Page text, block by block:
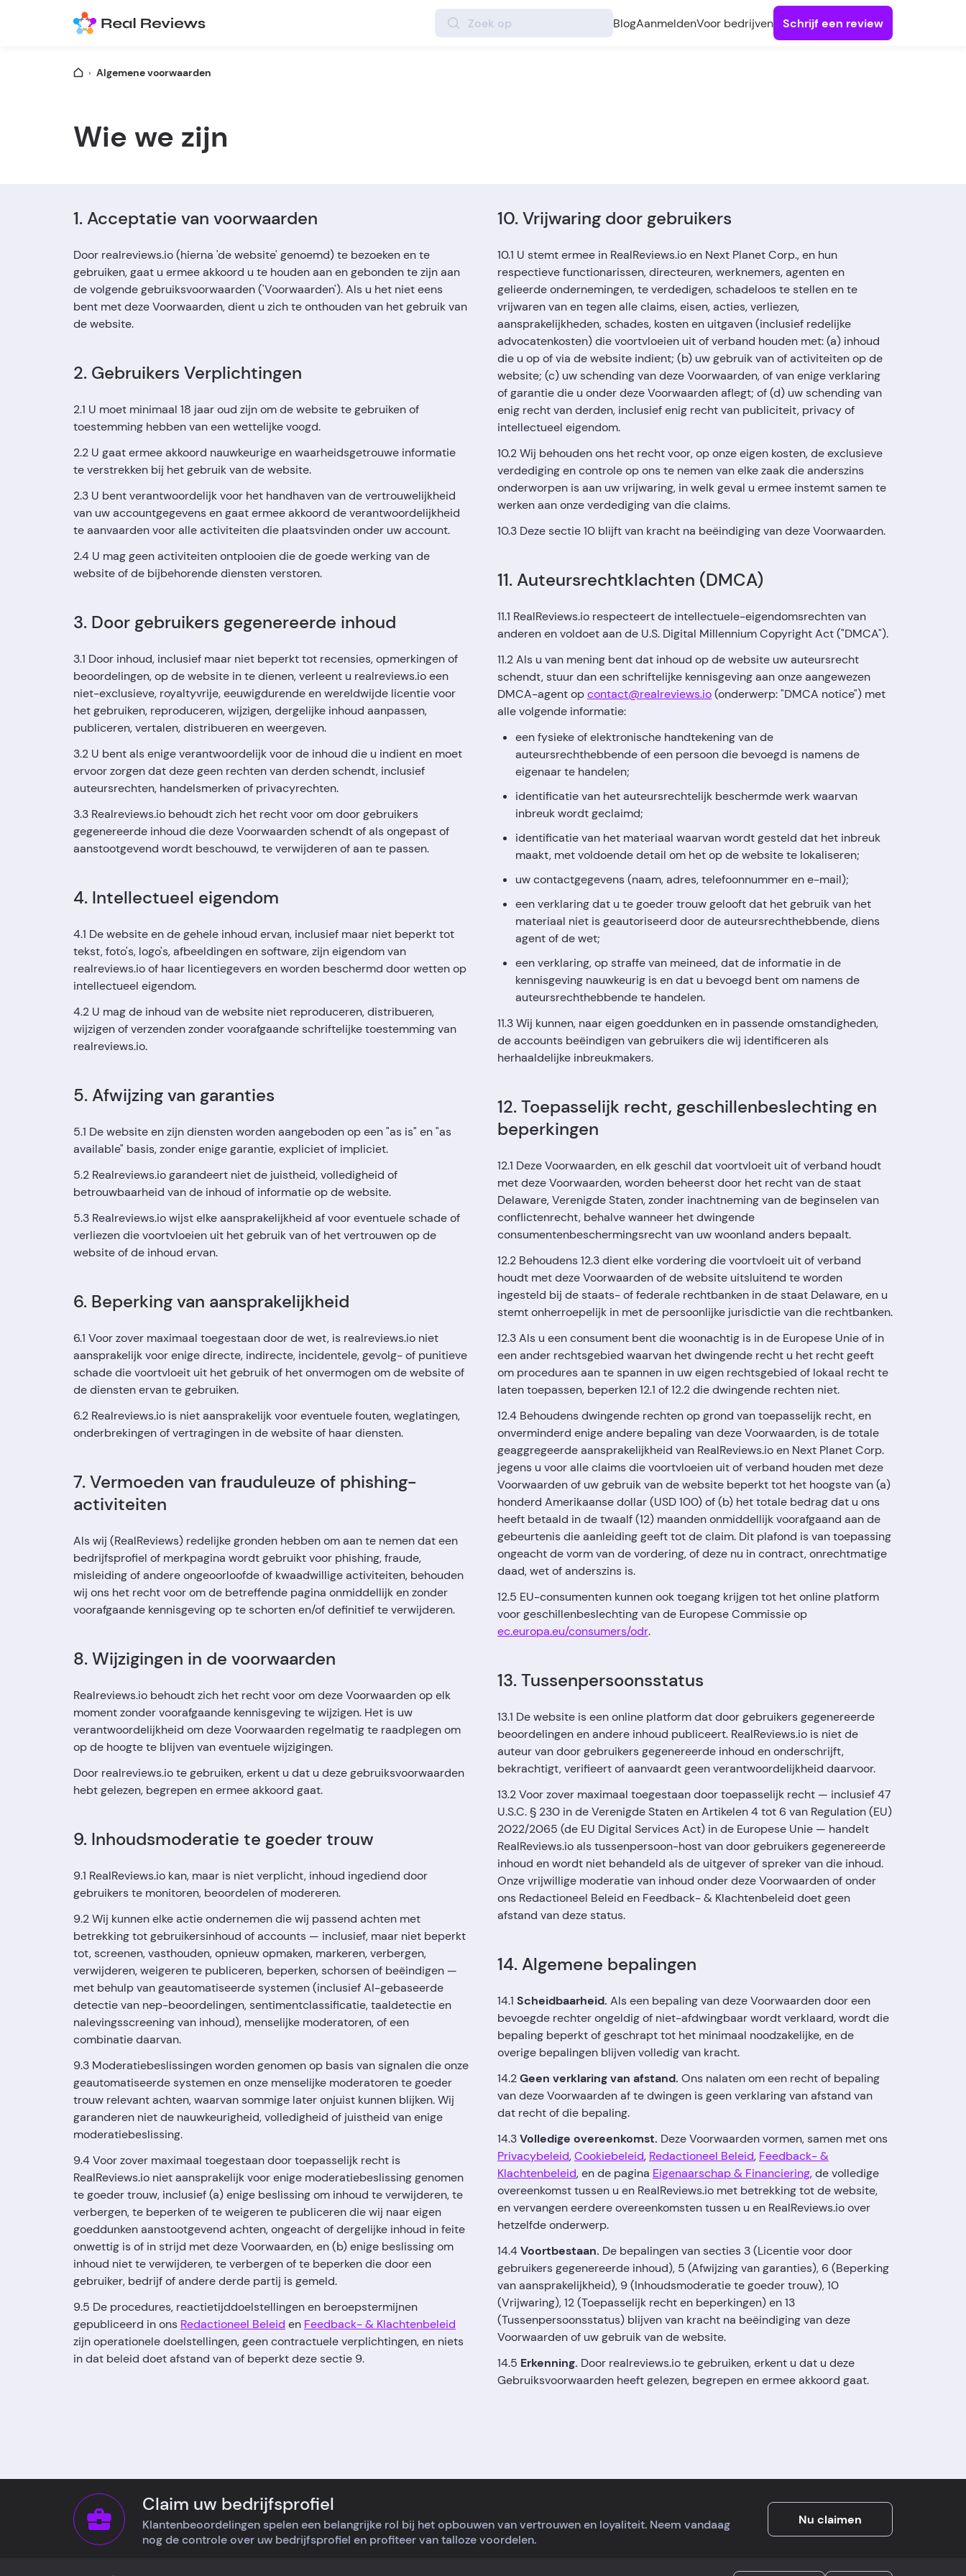
BlogAanmeldenVoor bedrijven Schrijf een review
Algemene voorwaarden
Wie we zijn
1. Acceptatie van voorwaarden
Door realreviews.io (hierna 'de website' genoemd) te bezoeken en te
gebruiken, gaat u ermee akkoord u te houden aan en gebonden te zijn aan
de volgende gebruiksvoorwaarden ('Voorwaarden'). Als u het niet eens
bent met deze Voorwaarden, dient u zich te onthouden van het gebruik van
de website.
2. Gebruikers Verplichtingen
2.1 U moet minimaal 18 jaar oud zijn om de website te gebruiken of
toestemming hebben van een wettelijke voogd.
2.2 U gaat ermee akkoord nauwkeurige en waarheidsgetrouwe informatie
te verstrekken bij het gebruik van de website.
2.3 U bent verantwoordelijk voor het handhaven van de vertrouwelijkheid
van uw accountgegevens en gaat ermee akkoord de verantwoordelijkheid
te aanvaarden voor alle activiteiten die plaatsvinden onder uw account.
2.4 U mag geen activiteiten ontplooien die de goede werking van de
website of de bijbehorende diensten verstoren.
3. Door gebruikers gegenereerde inhoud
3.1 Door inhoud, inclusief maar niet beperkt tot recensies, opmerkingen of
beoordelingen, op de website in te dienen, verleent u realreviews.io een
niet-exclusieve, royaltyvrije, eeuwigdurende en wereldwijde licentie voor
het gebruiken, reproduceren, wijzigen, dergelijke inhoud aanpassen,
publiceren, vertalen, distribueren en weergeven.
3.2 U bent als enige verantwoordelijk voor de inhoud die u indient en moet
ervoor zorgen dat deze geen rechten van derden schendt, inclusief
auteursrechten, handelsmerken of privacyrechten.
3.3 Realreviews.io behoudt zich het recht voor om door gebruikers
gegenereerde inhoud die deze Voorwaarden schendt of als ongepast of
aanstootgevend wordt beschouwd, te verwijderen of aan te passen.
4. Intellectueel eigendom
4.1 De website en de gehele inhoud ervan, inclusief maar niet beperkt tot
tekst, foto's, logo's, afbeeldingen en software, zijn eigendom van
realreviews.io of haar licentiegevers en worden beschermd door wetten op
intellectueel eigendom.
4.2 U mag de inhoud van de website niet reproduceren, distribueren,
wijzigen of verzenden zonder voorafgaande schriftelijke toestemming van
realreviews.io.
5. Afwijzing van garanties
5.1 De website en zijn diensten worden aangeboden op een "as is" en "as
available" basis, zonder enige garantie, expliciet of impliciet.
5.2 Realreviews.io garandeert niet de juistheid, volledigheid of
betrouwbaarheid van de inhoud of informatie op de website.
5.3 Realreviews.io wijst elke aansprakelijkheid af voor eventuele schade of
verliezen die voortvloeien uit het gebruik van of het vertrouwen op de
website of de inhoud ervan.
6. Beperking van aansprakelijkheid
6.1 Voor zover maximaal toegestaan door de wet, is realreviews.io niet
aansprakelijk voor enige directe, indirecte, incidentele, gevolg- of punitieve
schade die voortvloeit uit het gebruik of het onvermogen om de website of
de diensten ervan te gebruiken.
6.2 Realreviews.io is niet aansprakelijk voor eventuele fouten, weglatingen,
onderbrekingen of vertragingen in de website of haar diensten.
7. Vermoeden van frauduleuze of phishing-
activiteiten
Als wij (RealReviews) redelijke gronden hebben om aan te nemen dat een
bedrijfsprofiel of merkpagina wordt gebruikt voor phishing, fraude,
misleiding of andere ongeoorloofde of kwaadwillige activiteiten, behouden
wij ons het recht voor om de betreffende pagina onmiddellijk en zonder
voorafgaande kennisgeving op te schorten en/of definitief te verwijderen.
8. Wijzigingen in de voorwaarden
Realreviews.io behoudt zich het recht voor om deze Voorwaarden op elk
moment zonder voorafgaande kennisgeving te wijzigen. Het is uw
verantwoordelijkheid om deze Voorwaarden regelmatig te raadplegen om
op de hoogte te blijven van eventuele wijzigingen.
Door realreviews.io te gebruiken, erkent u dat u deze gebruiksvoorwaarden
hebt gelezen, begrepen en ermee akkoord gaat.
9. Inhoudsmoderatie te goeder trouw
9.1 RealReviews.io kan, maar is niet verplicht, inhoud ingediend door
gebruikers te monitoren, beoordelen of modereren.
9.2 Wij kunnen elke actie ondernemen die wij passend achten met
betrekking tot gebruikersinhoud of accounts — inclusief, maar niet beperkt
tot, screenen, vasthouden, opnieuw opmaken, markeren, verbergen,
verwijderen, weigeren te publiceren, beperken, schorsen of beëindigen —
met behulp van geautomatiseerde systemen (inclusief AI-gebaseerde
detectie van nep-beoordelingen, sentimentclassificatie, taaldetectie en
nalevingsscreening van inhoud), menselijke moderatoren, of een
combinatie daarvan.
9.3 Moderatiebeslissingen worden genomen op basis van signalen die onze
geautomatiseerde systemen en onze menselijke moderatoren te goeder
trouw relevant achten, waarvan sommige later onjuist kunnen blijken. Wij
garanderen niet de nauwkeurigheid, volledigheid of juistheid van enige
moderatiebeslissing.
9.4 Voor zover maximaal toegestaan door toepasselijk recht is
RealReviews.io niet aansprakelijk voor enige moderatiebeslissing genomen
te goeder trouw, inclusief (a) enige beslissing om inhoud te verwijderen, te
verbergen, te beperken of te weigeren te publiceren die wij naar eigen
goeddunken aanstootgevend achten, ongeacht of dergelijke inhoud in feite
onwettig is of in strijd met deze Voorwaarden, en (b) enige beslissing om
inhoud niet te verwijderen, te verbergen of te beperken die door een
gebruiker, bedrijf of andere derde partij is gemeld.
9.5 De procedures, reactietijddoelstellingen en beroepstermijnen
gepubliceerd in ons Redactioneel Beleid en Feedback- & Klachtenbeleid
zijn operationele doelstellingen, geen contractuele verplichtingen, en niets
in dat beleid doet afstand van of beperkt deze sectie 9.
10. Vrijwaring door gebruikers
10.1 U stemt ermee in RealReviews.io en Next Planet Corp., en hun
respectieve functionarissen, directeuren, werknemers, agenten en
gelieerde ondernemingen, te verdedigen, schadeloos te stellen en te
vrijwaren van en tegen alle claims, eisen, acties, verliezen,
aansprakelijkheden, schades, kosten en uitgaven (inclusief redelijke
advocatenkosten) die voortvloeien uit of verband houden met: (a) inhoud
die u op of via de website indient; (b) uw gebruik van of activiteiten op de
website; (c) uw schending van deze Voorwaarden, of van enige verklaring
of garantie die u onder deze Voorwaarden aflegt; of (d) uw schending van
enig recht van derden, inclusief enig recht van publiciteit, privacy of
intellectueel eigendom.
10.2 Wij behouden ons het recht voor, op onze eigen kosten, de exclusieve
verdediging en controle op ons te nemen van elke zaak die anderszins
onderworpen is aan uw vrijwaring, in welk geval u ermee instemt samen te
werken aan onze verdediging van die claims.
10.3 Deze sectie 10 blijft van kracht na beëindiging van deze Voorwaarden.
11. Auteursrechtklachten (DMCA)
11.1 RealReviews.io respecteert de intellectuele-eigendomsrechten van
anderen en voldoet aan de U.S. Digital Millennium Copyright Act ("DMCA").
11.2 Als u van mening bent dat inhoud op de website uw auteursrecht
schendt, stuur dan een schriftelijke kennisgeving aan onze aangewezen
DMCA-agent opcontact@realreviews.io(onderwerp: "DMCA notice") met
alle volgende informatie:
een fysieke of elektronische handtekening van de
auteursrechthebbende of een persoon die bevoegd is namens de
eigenaar te handelen;
identificatie van het auteursrechtelijk beschermde werk waarvan
inbreuk wordt geclaimd;
identificatie van het materiaal waarvan wordt gesteld dat het inbreuk
maakt, met voldoende detail om het op de website te lokaliseren;
uw contactgegevens (naam, adres, telefoonnummer en e-mail);
een verklaring dat u te goeder trouw gelooft dat het gebruik van het
materiaal niet is geautoriseerd door de auteursrechthebbende, diens
agent of de wet;
een verklaring, op straffe van meineed, dat de informatie in de
kennisgeving nauwkeurig is en dat u bevoegd bent om namens de
auteursrechthebbende te handelen.
11.3 Wij kunnen, naar eigen goeddunken en in passende omstandigheden,
de accounts beëindigen van gebruikers die wij identificeren als
herhaaldelijke inbreukmakers.
12. Toepasselijk recht, geschillenbeslechting en
beperkingen
12.1 Deze Voorwaarden, en elk geschil dat voortvloeit uit of verband houdt
met deze Voorwaarden, worden beheerst door het recht van de staat
Delaware, Verenigde Staten, zonder inachtneming van de beginselen van
conflictenrecht, behalve wanneer het dwingende
consumentenbeschermingsrecht van uw woonland anders bepaalt.
12.2 Behoudens 12.3 dient elke vordering die voortvloeit uit of verband
houdt met deze Voorwaarden of de website uitsluitend te worden
ingesteld bij de staats- of federale rechtbanken in de staat Delaware, en u
stemt onherroepelijk in met de persoonlijke jurisdictie van die rechtbanken.
12.3 Als u een consument bent die woonachtig is in de Europese Unie of in
een ander rechtsgebied waarvan het dwingende recht u het recht geeft
om procedures aan te spannen in uw eigen rechtsgebied of lokaal recht te
laten toepassen, beperken 12.1 of 12.2 die dwingende rechten niet.
12.4 Behoudens dwingende rechten op grond van toepasselijk recht, en
onverminderd enige andere bepaling van deze Voorwaarden, is de totale
geaggregeerde aansprakelijkheid van RealReviews.io en Next Planet Corp.
jegens u voor alle claims die voortvloeien uit of verband houden met deze
Voorwaarden of uw gebruik van de website beperkt tot het hoogste van (a)
honderd Amerikaanse dollar (USD 100) of (b) het totale bedrag dat u ons
heeft betaald in de twaalf (12) maanden onmiddellijk voorafgaand aan de
gebeurtenis die aanleiding geeft tot de claim. Dit plafond is van toepassing
ongeacht de vorm van de vordering, of deze nu in contract, onrechtmatige
daad, wet of anderszins is.
12.5 EU-consumenten kunnen ook toegang krijgen tot het online platform
voor geschillenbeslechting van de Europese Commissie op
ec.europa.eu/consumers/odr.
13. Tussenpersoonsstatus
13.1 De website is een online platform dat door gebruikers gegenereerde
beoordelingen en andere inhoud publiceert. RealReviews.io is niet de
auteur van door gebruikers gegenereerde inhoud en onderschrijft,
bekrachtigt, verifieert of aanvaardt geen verantwoordelijkheid daarvoor.
13.2 Voor zover maximaal toegestaan door toepasselijk recht — inclusief 47
U.S.C. § 230 in de Verenigde Staten en Artikelen 4 tot 6 van Regulation (EU)
2022/2065 (de EU Digital Services Act) in de Europese Unie — handelt
RealReviews.io als tussenpersoon-host van door gebruikers gegenereerde
inhoud en wordt niet behandeld als de uitgever of spreker van die inhoud.
Onze vrijwillige moderatie van inhoud onder deze Voorwaarden of onder
ons Redactioneel Beleid en Feedback- & Klachtenbeleid doet geen
afstand van deze status.
14. Algemene bepalingen
14.1 Scheidbaarheid. Als een bepaling van deze Voorwaarden door een
bevoegde rechter ongeldig of niet-afdwingbaar wordt verklaard, wordt die
bepaling beperkt of geschrapt tot het minimaal noodzakelijke, en de
overige bepalingen blijven volledig van kracht.
14.2Geen verklaring van afstand. Ons nalaten om een recht of bepaling
van deze Voorwaarden af te dwingen is geen verklaring van afstand van
dat recht of die bepaling.
14.3Volledige overeenkomst. Deze Voorwaarden vormen, samen met ons
Privacybeleid,Cookiebeleid, Redactioneel Beleid, Feedback- &
Klachtenbeleid, en de pagina Eigenaarschap & Financiering, de volledige
overeenkomst tussen u en RealReviews.io met betrekking tot de website,
en vervangen eerdere overeenkomsten tussen u en RealReviews.io over
hetzelfde onderwerp.
14.4Voortbestaan. De bepalingen van secties 3 (Licentie voor door
gebruikers gegenereerde inhoud), 5 (Afwijzing van garanties), 6 (Beperking
van aansprakelijkheid), 9 (Inhoudsmoderatie te goeder trouw), 10
(Vrijwaring), 12 (Toepasselijk recht en beperkingen) en 13
(Tussenpersoonsstatus) blijven van kracht na beëindiging van deze
Voorwaarden of uw gebruik van de website.
14.5 Erkenning. Door realreviews.io te gebruiken, erkent u dat u deze
Gebruiksvoorwaarden heeft gelezen, begrepen en ermee akkoord gaat.
Claim uw bedrijfsprofiel
Klantenbeoordelingen spelen een belangrijke rol bij het opbouwen van vertrouwen en loyaliteit. Neem vandaag
nog de controle over uw bedrijfsprofiel en profiteer van talloze voordelen.
Nu claimen